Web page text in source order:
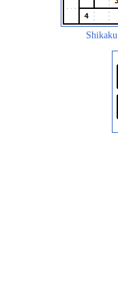
Shikaku